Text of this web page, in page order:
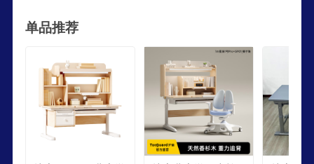
摇式易升健康桌椅开创者。
单品推荐